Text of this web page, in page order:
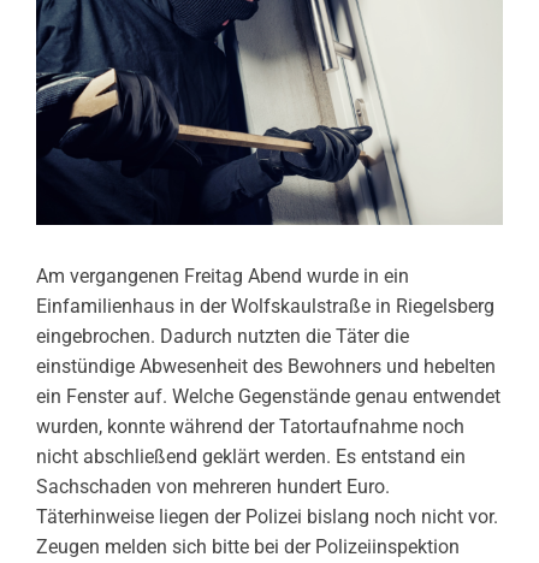
Am vergangenen Freitag Abend wurde in ein
Einfamilienhaus in der Wolfskaulstraße in Riegelsberg
eingebrochen. Dadurch nutzten die Täter die
einstündige Abwesenheit des Bewohners und hebelten
ein Fenster auf. Welche Gegenstände genau entwendet
wurden, konnte während der Tatortaufnahme noch
nicht abschließend geklärt werden. Es entstand ein
Sachschaden von mehreren hundert Euro.
Täterhinweise liegen der Polizei bislang noch nicht vor.
Zeugen melden sich bitte bei der Polizeiinspektion